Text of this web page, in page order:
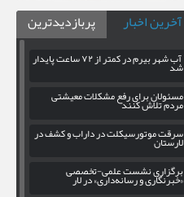
آخرین اخبار پربازدیدترین
آب شهر بیرم در کمتر از ۷۲ ساعت پایدار شد
مسئولان برای رفع مشکلات معیشتی
مردم تلاش کنند
سرقت موتورسیکلت در داراب و کشف در
لارستان
برگزاری نشست علمی-تخصصی
«خبرنگاری و رسانه‌داری» در لار